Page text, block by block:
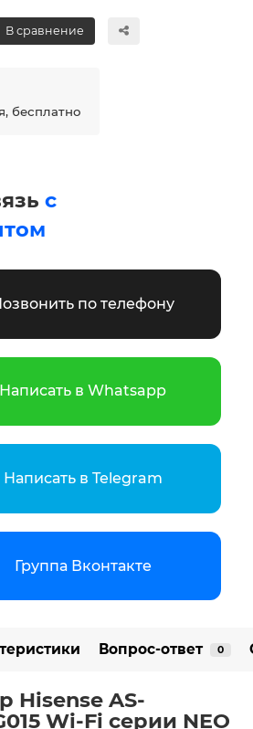
В сравнение
бесплатно
с
по телефону
Написать в Whatsapp
Написать в Telegram
Группа Вконтакте
Вопрос-ответ 0
Hisense AS-
Wi-Fi серии NEO